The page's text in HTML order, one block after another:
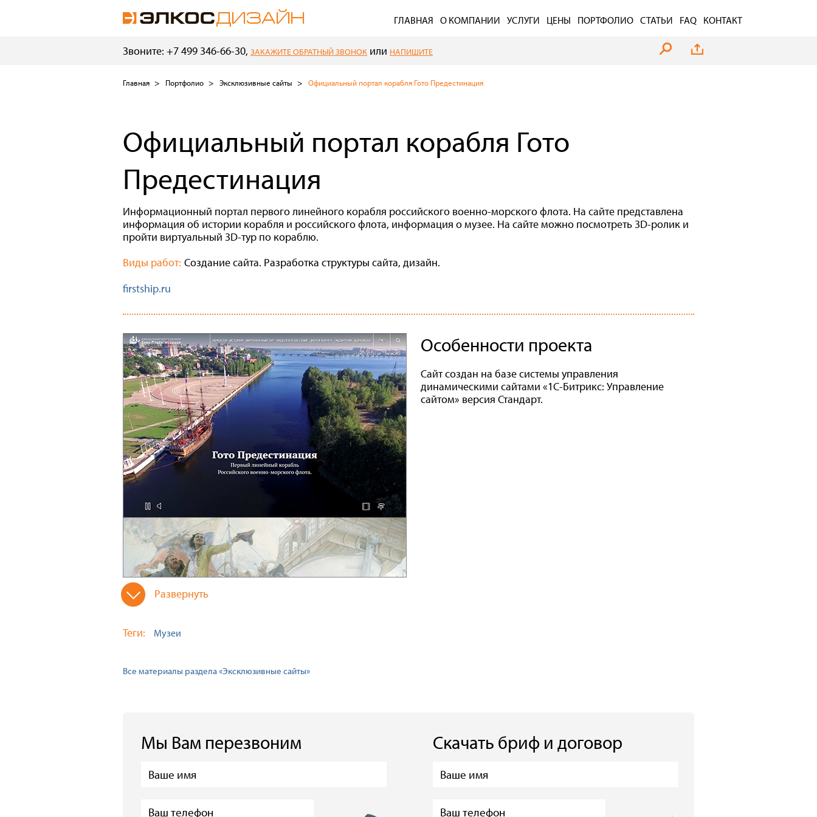
ГЛАВНАЯ О КОМПАНИИ УСЛУГИ ЦЕНЫ ПОРТФОЛИО СТАТЬИ FAQ КОНТАКТ
Звоните: +7 499 346-66-30, ЗАКАЖИТЕ ОБРАТНЫЙ ЗВОНОК или НАПИШИТЕ
Главная Портфолио Эксклюзивные сайты Официальный портал корабля Гото Предестинация
Официальный портал корабля Гото
Предестинация
Информационный портал первого линейного корабля российского военно-морского флота. На сайте представлена
информация об истории корабля и российского флота, информация о музее. На сайте можно посмотреть 3D-ролик и
пройти виртуальный 3D-тур по кораблю.
Виды работ: Создание сайта. Разработка структуры сайта, дизайн.
firstship.ru
Особенности проекта
Сайт создан на базе системы управления
динамическими сайтами «1С-Битрикс: Управление
сайтом» версия Стандарт.
Развернуть
Теги: Музеи
Все материалы раздела «Эксклюзивные сайты»
Мы Вам перезвоним Скачать бриф и договор